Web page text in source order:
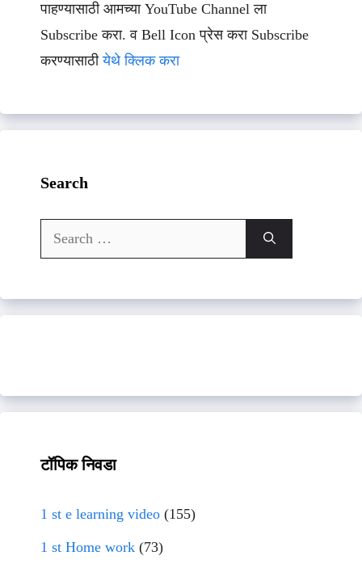
पाहण्यासाठी आमच्या YouTube Channel ला
Subscribe करा. व Bell Icon प्रेस करा Subscribe
करण्यासाठीयेथे क्लिक करा
Search
Search
for:
टॉपिक निवडा
1 st e learning video (155)
1 st Home work (73)